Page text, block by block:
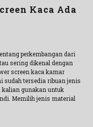
Kaca Ada
perkembangan dari
sering dikenal dengan
screen kaca kamar
sudah tersedia ribuan jenis
kalian gunakan untuk
Memilih jenis material